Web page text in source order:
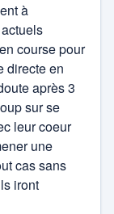
à
course pour
directe en
après 3
sur se
leur coeur
une
cas sans
iront